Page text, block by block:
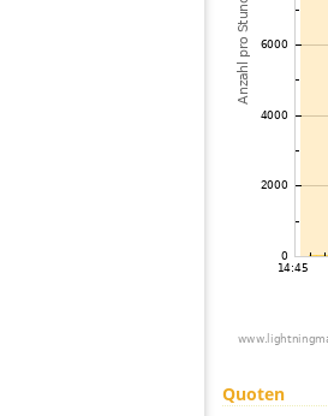
Quoten